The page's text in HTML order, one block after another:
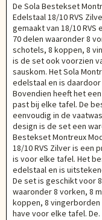
De Sola Bestekset
Edelstaal 18/10 RVS
gemaakt van 18/10
70 delen waaronder 8
schotels, 8 koppen, 8
is de set ook voorzien
sauskom. Het Sola
edelstaal en is
Bovendien heeft het
past bij elke tafel. De
eenvoudig in de
design is de set een
Bestekset Montreux
18/10 RVS Zilver is een
is voor elke tafel. Het
edelstaal en is
De set is geschikt voor
waaronder 8 vorken, 8
koppen, 8
have voor elke tafel. De.